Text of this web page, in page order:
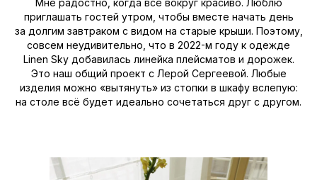
Мне радостно, когда все вокруг красиво. Люблю
приглашать гостей утром, чтобы вместе начать день
за долгим завтраком с видом на старые крыши. Поэтому,
совсем неудивительно, что в 2022-м году к одежде
Linen Sky добавилась линейка плейсматов и дорожек.
Это наш общий проект с Лерой Сергеевой. Любые
изделия можно «вытянуть» из стопки в шкафу вслепую:
на столе всё будет идеально сочетаться друг с другом.